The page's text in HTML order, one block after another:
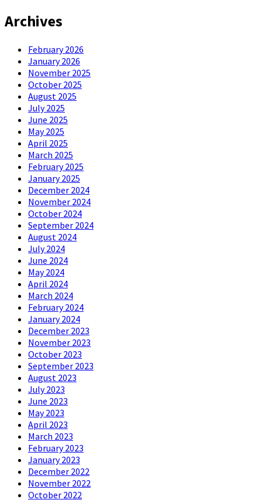
Archives
February 2026
January 2026
November 2025
October 2025
August 2025
July 2025
June 2025
May 2025
April 2025
March 2025
February 2025
January 2025
December 2024
November 2024
October 2024
September 2024
August 2024
July 2024
June 2024
May 2024
April 2024
March 2024
February 2024
January 2024
December 2023
November 2023
October 2023
September 2023
August 2023
July 2023
June 2023
May 2023
April 2023
March 2023
February 2023
January 2023
December 2022
November 2022
October 2022